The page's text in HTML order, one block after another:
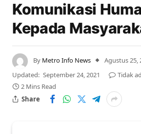
Komunikasi
Kepada
By Metro Info News
Agustus 25,
Updated: September 24, 2021
Tidak
2 Mins Read
Share